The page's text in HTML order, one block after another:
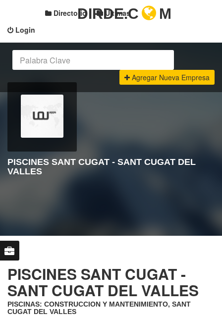
Login
Directorio Últimas
DIRDE.C M
Agregar Nueva Empresa
PISCINES SANT CUGAT - SANT CUGAT DEL
VALLES
PISCINES SANT CUGAT -
SANT CUGAT DEL VALLES
PISCINAS: CONSTRUCCION Y MANTENIMIENTO, SANT
CUGAT DEL VALLES